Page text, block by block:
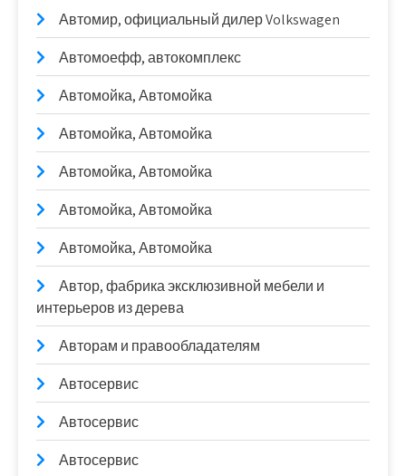
Автомир, официальный дилер Volkswagen
Автомоефф, автокомплекс
Автомойка, Автомойка
Автомойка, Автомойка
Автомойка, Автомойка
Автомойка, Автомойка
Автомойка, Автомойка
Автор, фабрика эксклюзивной мебели и
интерьеров из дерева
Авторам и правообладателям
Автосервис
Автосервис
Автосервис